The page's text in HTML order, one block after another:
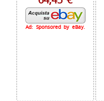
Ad: Sponsored by eBay.